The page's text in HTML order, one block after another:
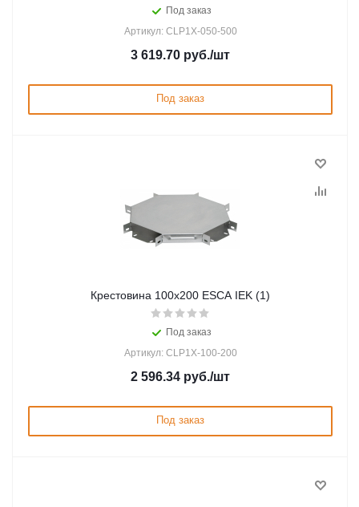
Под заказ
Артикул: CLP1X-050-500
3 619.70 руб./шт
Под заказ
Крестовина 100х200 ESCA IEK (1)
Под заказ
Артикул: CLP1X-100-200
2 596.34 руб./шт
Под заказ